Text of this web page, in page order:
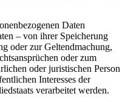
Daten
– von ihrer Speicherung
oder zur Geltendmachung,
oder zum
oder juristischen Person
Interesses der
verarbeitet werden.